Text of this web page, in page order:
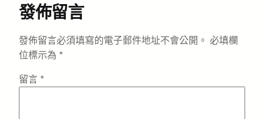
發佈留言
發佈留言必須填寫的電子郵件地址不會公開。 必填欄
位標示為 *
留言 *